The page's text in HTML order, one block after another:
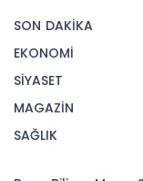
SON DAKİKA
EKONOMİ
SİYASET
MAGAZİN
SAĞLIK